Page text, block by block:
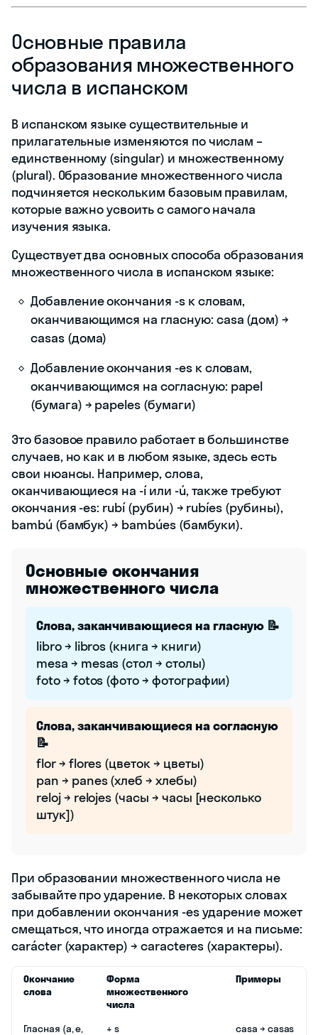
Основные правила
образования множественного
числа в испанском
В испанском языке существительные и
прилагательные изменяются по числам –
единственному (singular) и множественному
(plural). Образование множественного числа
подчиняется нескольким базовым правилам,
которые важно усвоить с самого начала
изучения языка.
Существует два основных способа образования
множественного числа в испанском языке:
Добавление окончания -s к словам,
оканчивающимся на гласную: casa (дом) →
casas (дома)
Добавление окончания -es к словам,
оканчивающимся на согласную: papel
(бумага) → papeles (бумаги)
Это базовое правило работает в большинстве
случаев, но как и в любом языке, здесь есть
свои нюансы. Например, слова,
оканчивающиеся на -í или -ú, также требуют
окончания -es: rubí (рубин) → rubíes (рубины),
bambú (бамбук) → bambúes (бамбуки).
Основные окончания
множественного числа
Слова, заканчивающиеся на гласную 📝
libro → libros (книга → книги)
mesa → mesas (стол → столы)
foto → fotos (фото → фотографии)
Слова, заканчивающиеся на согласную
📝
flor → flores (цветок → цветы)
pan → panes (хлеб → хлебы)
reloj → relojes (часы → часы [несколько
штук])
При образовании множественного числа не
забывайте про ударение. В некоторых словах
при добавлении окончания -es ударение может
смещаться, что иногда отражается и на письме:
carácter (характер) → caracteres (характеры).
Окончание
слова
Форма
множественного
числа
Примеры
Гласная (a, e,
+ s
casa → casas